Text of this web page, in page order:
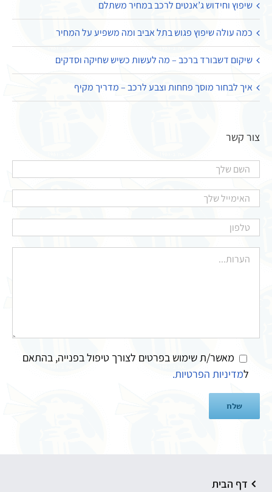
שיפוץ וחידוש ג’אנטים לרכב במחיר משתלם
כמה עולה שיפוץ פגוש בתל אביב ומה משפיע על המחיר
שיקום דשבורד ברכב – מה לעשות כשיש שחיקה וסדקים
איך לבחור מוסך פחחות וצבע לרכב – מדריך מקיף
צור קשר
מאשר/ת שימוש בפרטים לצורך טיפול בפנייה, בהתאם
למדיניות הפרטיות.
דף הבית